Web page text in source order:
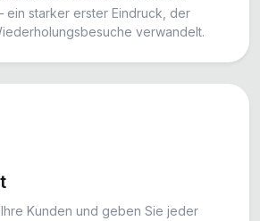
ein starker erster Eindruck, der
verwandelt.
Kunden und geben Sie jeder